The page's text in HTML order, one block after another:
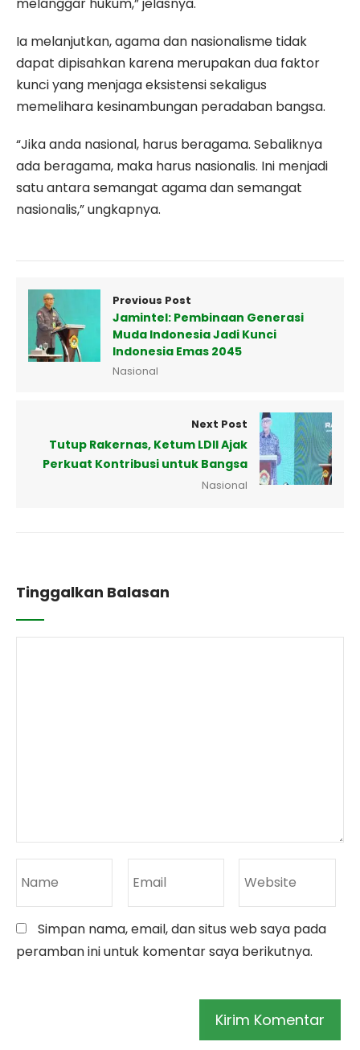
melanggar hukum,” jelasnya.
Ia melanjutkan, agama dan nasionalisme tidak
dapat dipisahkan karena merupakan dua faktor
kunci yang menjaga eksistensi sekaligus
memelihara kesinambungan peradaban bangsa.
“Jika anda nasional, harus beragama. Sebaliknya
ada beragama, maka harus nasionalis. Ini menjadi
satu antara semangat agama dan semangat
nasionalis,” ungkapnya.
Previous Post
Jamintel: Pembinaan Generasi
Muda Indonesia Jadi Kunci
Indonesia Emas 2045
Nasional
Next Post
Tutup Rakernas, Ketum LDII Ajak
Perkuat Kontribusi untuk Bangsa
Nasional
Tinggalkan Balasan
Simpan nama, email, dan situs web saya pada
peramban ini untuk komentar saya berikutnya.